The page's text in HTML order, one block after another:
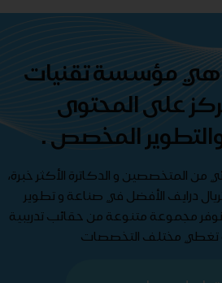
هي مؤسسة تقنيات
على المحتوى
المخصص .
من المتخصصين و الدكاترة الأكثر خبرة،
درايف الأفضل في صناعة و تطوير
نوفر مجموعة متنوعة من حقائب تدريبية
تغطي مختلف التخصصات